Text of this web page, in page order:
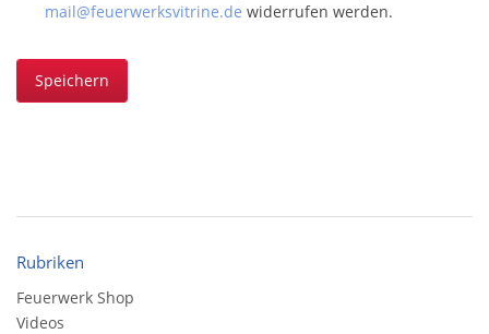
mail@feuerwerksvitrine.de widerrufen werden.
Speichern
Rubriken
Feuerwerk Shop
Videos